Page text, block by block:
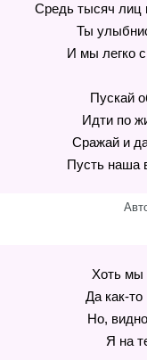
Средь тысяч лиц
Ты
И мы легко с
Пускай
Идти по
Сражай и
Пусть наша
Хоть мы
Да как-
Но,
Я на